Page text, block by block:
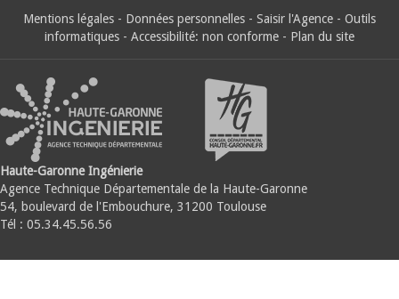
Mentions légales - Données personnelles - Saisir l'Agence - Outils
informatiques - Accessibilité: non conforme - Plan du site
Haute-Garonne Ingénierie
Agence Technique Départementale de la Haute-Garonne
54, boulevard de l'Embouchure, 31200 Toulouse
Tél : 05.34.45.56.56